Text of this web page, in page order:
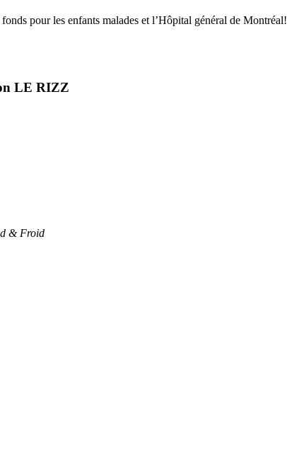
pour les enfants malades et l’Hôpital général de Montréal!
LE RIZZ
& Froid